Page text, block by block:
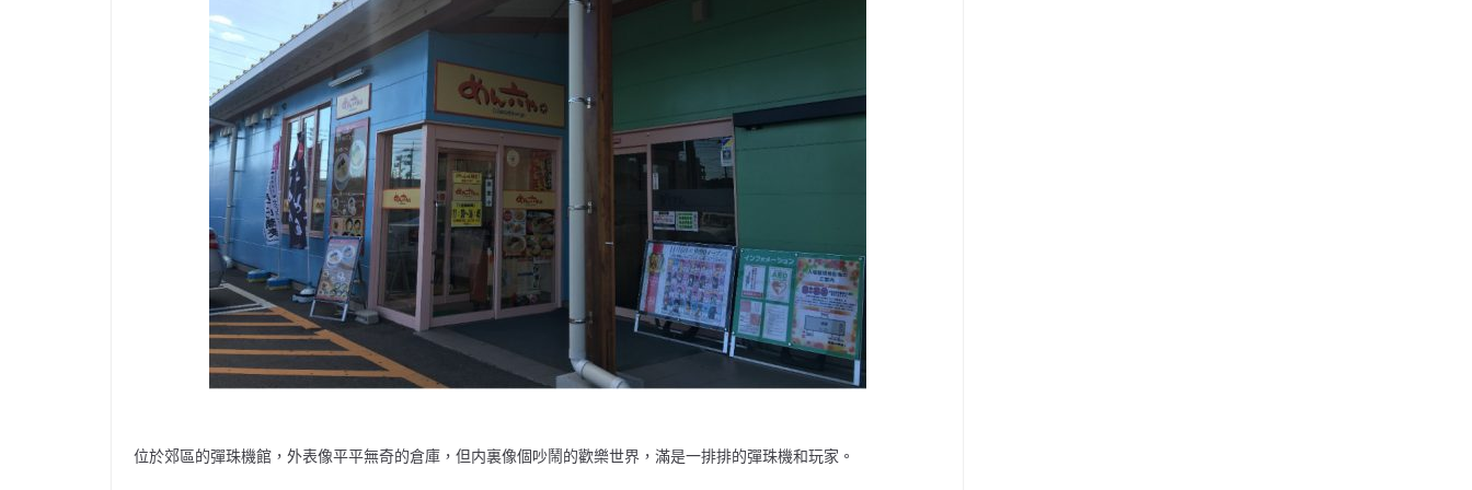
位於郊區的彈珠機館，外表像平平無奇的倉庫，但内裏像個吵鬧的歡樂世界，滿是一排排的彈珠機和玩家。